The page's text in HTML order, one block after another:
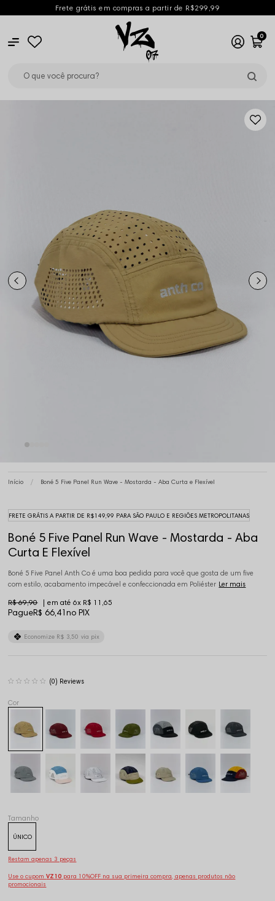
Frete grátis em compras a partir de R$299,99
0
Início Boné 5 Five Panel Run Wave - Mostarda - Aba Curta e Flexível
FRETE GRÁTIS A PARTIR DE R$149,99 PARA SÃO PAULO E REGIÕES METROPOLITANAS
Boné 5 Five Panel Run Wave - Mostarda - Aba
Curta E Flexível
Boné 5 Five Panel Anth Co é uma boa pedida para você que gosta de um five
com estilo, acabamento impecável e confeccionada em Poliéster Ler mais
PagueR$ 66,41no PIX
R$ 69,90 6x R$ 11,65
Economize R$ 3,50 via pix
(0)
Tamanho
ÚNICO
Restam apenas 3 peças
Use o cupomVZ10 para 10%OFF na sua primeira compra, apenas produtos não
promocionais